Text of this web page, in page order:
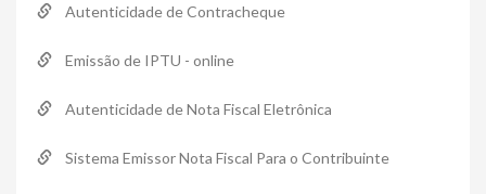
Autenticidade de Contracheque
Emissão de IPTU - online
Autenticidade de Nota Fiscal Eletrônica
Sistema Emissor Nota Fiscal Para o Contribuinte